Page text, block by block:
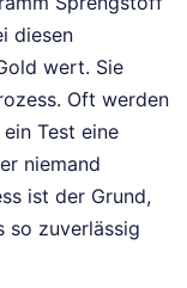
diesen
wert. Sie
Oft werden
Test eine
niemand
ist der Grund,
so zuverlässig